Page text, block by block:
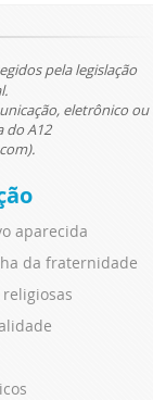
pela legislação
eletrônico ou
do A12
aparecida
da fraternidade